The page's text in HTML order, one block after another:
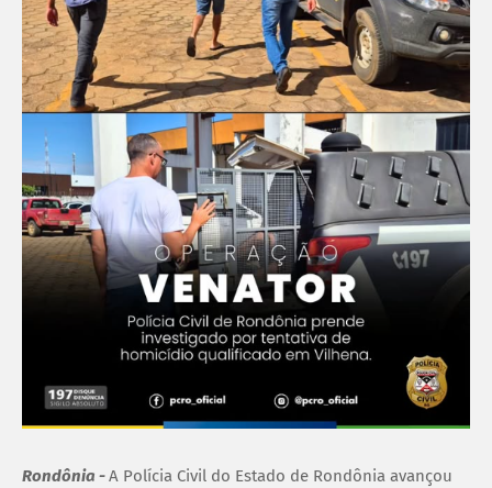
Rondônia -A Polícia Civil do Estado de Rondônia avançou